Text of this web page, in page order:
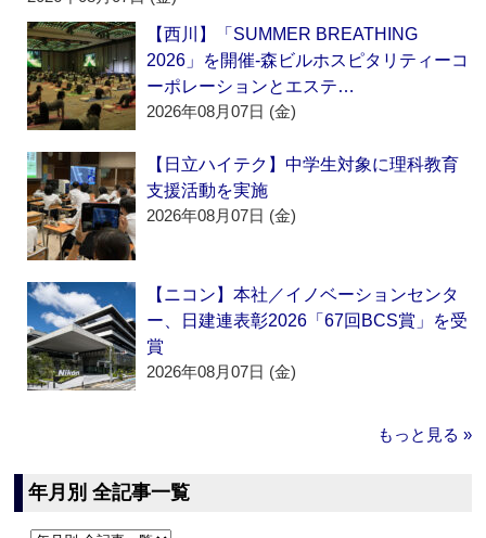
【西川】「SUMMER BREATHING
2026」を開催‐森ビルホスピタリティーコ
ーポレーションとエステ…
2026年08月07日 (金)
【日立ハイテク】中学生対象に理科教育
支援活動を実施
2026年08月07日 (金)
【ニコン】本社／イノベーションセンタ
ー、日建連表彰2026「67回BCS賞」を受
賞
2026年08月07日 (金)
もっと見る »
年月別 全記事一覧